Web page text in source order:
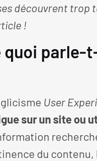
découvrent trop
!
quoi parle-
User
sur un site ou
du